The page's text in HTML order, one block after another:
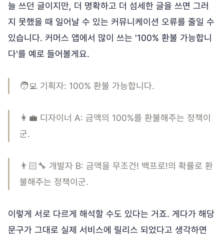
늘 쓰던 글이지만, 더 명확하고 더 섬세한 글을 쓰면 그러
지 못했을 때 일어날 수 있는 커뮤니케이션 오류를 줄일 수
있습니다. 커머스 앱에서 많이 쓰는 '100% 환불 가능합니
다'를 예로 들어볼게요.
🧑‍💻 기획자: 100% 환불 가능합니다.
👩‍💼 디자이너 A: 금액의 100%를 환불해주는 정책이
군.
👨🏻‍🔧 개발자 B: 금액을 무조건! 백프로!의 확률로 환
불해주는 정책이군.
이렇게 서로 다르게 해석할 수도 있다는 거죠. 게다가 해당
문구가 그대로 실제 서비스에 릴리스 되었다고 생각하면